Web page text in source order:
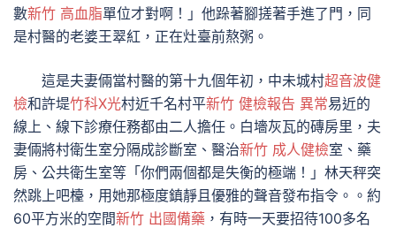
數新竹 高血脂單位才對啊！」他跺著腳搓著手進了門，同
是村醫的老婆王翠紅，正在灶臺前熬粥。
這是夫妻倆當村醫的第十九個年初，中未城村超音波健
檢和許堤竹科X光村近千名村平新竹 健檢報告 異常易近的
線上、線下診療任務都由二人擔任。白墻灰瓦的磚房里，夫
妻倆將村衛生室分隔成診斷室、醫治新竹 成人健檢室、藥
房、公共衛生室等「你們兩個都是失衡的極端！」林天秤突
然跳上吧檯，用她那極度鎮靜且優雅的聲音發布指令。。約
60平方米的空間新竹 出國備藥 ，有時一天要招待100多名